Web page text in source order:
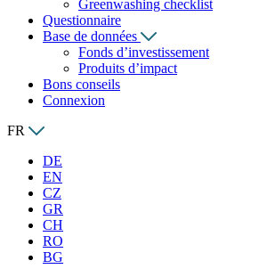
Greenwashing checklist
Questionnaire
Base de données
Fonds d’investissement
Produits d’impact
Bons conseils
Connexion
FR
DE
EN
CZ
GR
CH
RO
BG